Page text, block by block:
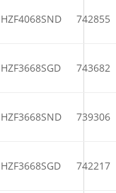
HZF4068SND 742855
HZF3668SGD 743682
HZF3668SND 739306
HZF3668SGD 742217